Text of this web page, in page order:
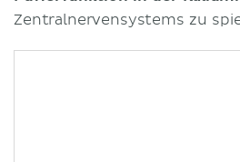
Zentralnervensystems zu